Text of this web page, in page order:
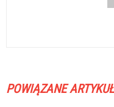
POWIĄZANE